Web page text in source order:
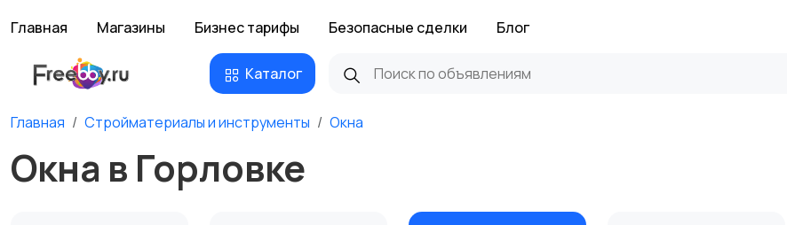
Главная Магазины Бизнес тарифы Безопасные сделки Блог
Каталог
Главная Стройматериалы и инструменты Окна
Окна в Горловке